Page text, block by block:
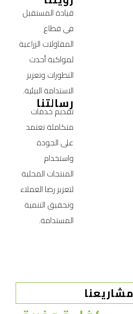
قيادة المستقبل
في قطاع
المقاولات الزراعية
لمواكبة أحدث
التطورات وتعزيز
الاستدامة البيئية.
رسالتنا
تقديم خدمات
متكاملة تعتمد
على الجودة
واستخدام
المنتجات المحلية
لتعزيز رضا العملاء
وتحقيق التنمية
المستدامة.
مشاريعنا